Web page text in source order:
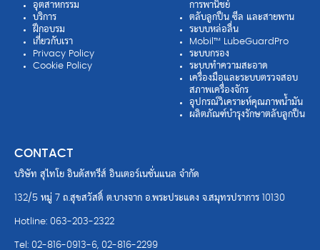
อุตสาหกรรม
บริการ
ฝึกอบรม
เกี่ยวกับเรา
Privacy Policy
Cookie Policy
การพานิชย์
ตลับลูกปืน ซีล และสายพาน
ระบบหล่อลื่น
Mobil™ LubeGuardPro
ระบบกรอง
ระบบทำความสะอาด
เครื่องมือและระบบตรวจสอบ
สภาพเครื่องจักร
อุปกรณ์วิเคราะห์คุณภาพน้ำมัน
ผลิตภัณฑ์บำรุงรักษาตลับลูกปืน
CONTACT
บริษัท สุไทโย อินดัสทรีส์ อินเตอร์เนชั่นแนล จำกัด
132/5 หมู่ 7 ถ.สุขสวัสดิ์ ต.บางจาก อ.พระประแดง จ.สมุทรปราการ 10130
Hotline: 063-203-2322
Tel: 02-816-0913-6, 02-816-2299